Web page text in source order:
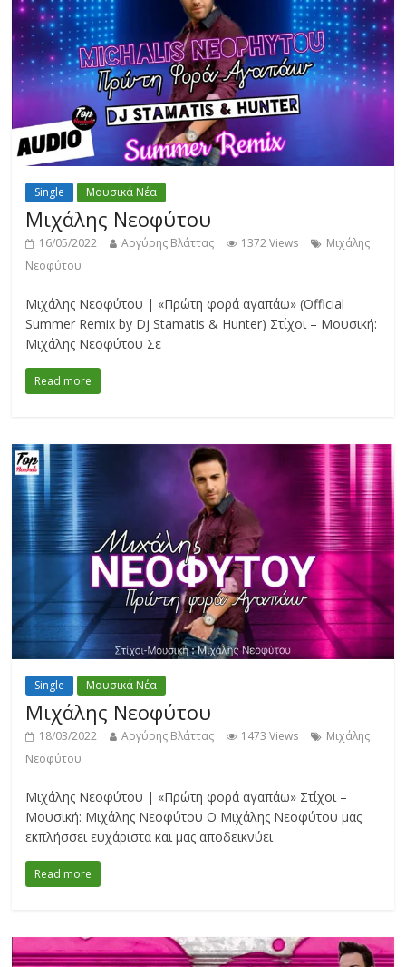
Single Μουσικά Νέα
Μιχάλης Νεοφύτου
16/05/2022 Αργύρης Βλάττας 1372 Views
Μιχάλης
Νεοφύτου
Μιχάλης Νεοφύτου | «Πρώτη φορά αγαπάω» (Official
Summer Remix by Dj Stamatis & Hunter) Στίχοι – Μουσική:
Μιχάλης Νεοφύτου Σε
Read more
Single Μουσικά Νέα
Μιχάλης Νεοφύτου
18/03/2022 Αργύρης Βλάττας 1473 Views
Μιχάλης
Νεοφύτου
Μιχάλης Νεοφύτου | «Πρώτη φορά αγαπάω» Στίχοι –
Μουσική: Μιχάλης Νεοφύτου Ο Μιχάλης Νεοφύτου μας
εκπλήσσει ευχάριστα και μας αποδεικνύει
Read more